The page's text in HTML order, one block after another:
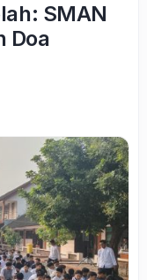
SMAN
Doa